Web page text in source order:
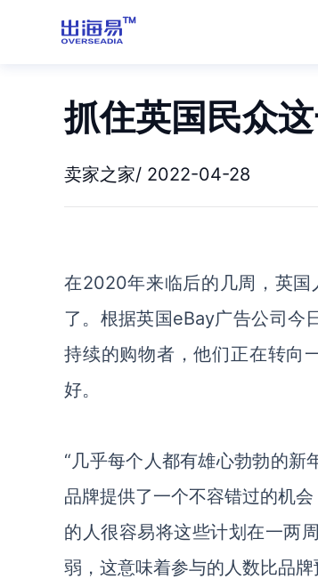
抓住英国民众
卖家之家/ 2022-04-28
在2020年来临后的几周，英国
了。根据英国eBay广告公司今
持续的购物者，他们正在转向
好。
“几乎每个人都有雄心勃勃的
品牌提供了一个不容错过的机
的人很容易将这些计划在一两
弱，这意味着参与的人数比品